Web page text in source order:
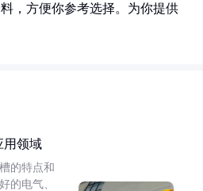
，方便你参考选择。为你提供
用领域
的特点和
的电气、